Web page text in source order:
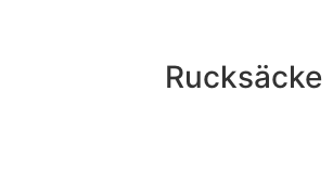
Rucksäcke